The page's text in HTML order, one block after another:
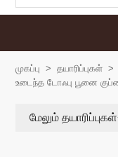
முகப்பு > தயாரிப்புகள் >
உடைந்த டோஃபு பூனை
மேலும்